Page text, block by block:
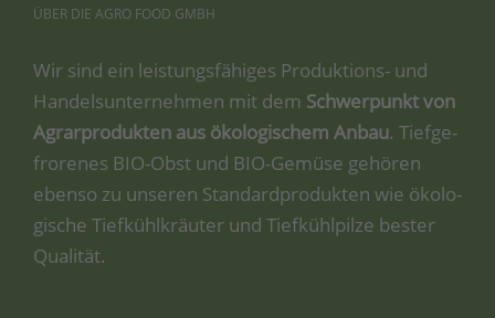
ÜBER DIE AGRO FOOD GMBH
Wir sind ein leis­tungs­fä­hi­ges Pro­duk­ti­ons- und
Han­dels­un­ter­neh­men mit dem Schwer­punkt von
Agrar­pro­duk­ten aus öko­lo­gi­schem Anbau. Tief­ge­
fro­re­nes BIO-Obst und BIO-Gemü­se gehö­ren
eben­so zu unse­ren Stan­dard­pro­duk­ten wie öko­lo­
gi­sche Tief­kühl­kräu­ter und Tief­kühl­pil­ze bes­ter
Qualität.